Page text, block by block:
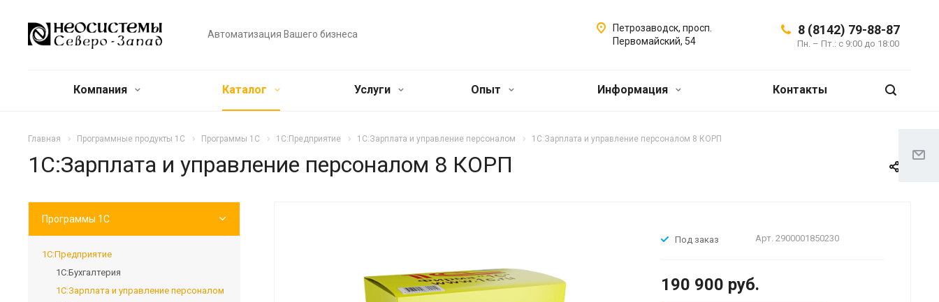
Автоматизация Вашего бизнеса 8 (8142) 79-88-87
Пн. – Пт.: с 9:00 до 18:00
Петрозаводск, просп.
Первомайский, 54
Компания Каталог Услуги Опыт Информация Контакты
Главная Программные продукты 1С Программы 1С 1С:Предприятие 1С:Зарплата и управление персоналом 1С:Зарплата и управление персоналом 8 КОРП
1С:Зарплата и управление персоналом 8 КОРП
Под заказ Арт. 2900001850230
190 900 руб.
Программы 1С
1С:Предприятие
1С:Бухгалтерия
1С:Зарплата и управление персоналом